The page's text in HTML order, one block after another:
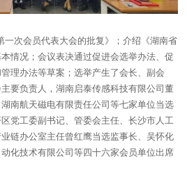
次会员代表大会的批复》；介绍《湖南省
情况；会议表决通过促进会选举办法、促
理办法等草案；选举产生了会长、副会
要负责人，湖南启泰传感科技有限公司董
南航天磁电有限责任公司等七家单位当选
党工委副书记、管委会主任、长沙市人工
链办公室主任曾红鹰当选监事长、吴怀化
化技术有限公司等四十六家会员单位出席